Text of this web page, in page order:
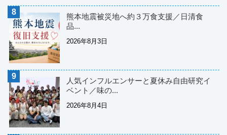
熊本地震被災地へ約３万食支援／日清食
品...
2026年8月3日
人気インフルエンサーと夏休み自由研究イ
ベント／味の...
2026年8月4日